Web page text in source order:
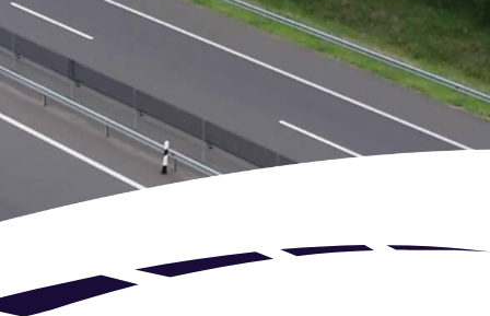
עוברים
זה הזמן לדבר איתנו...